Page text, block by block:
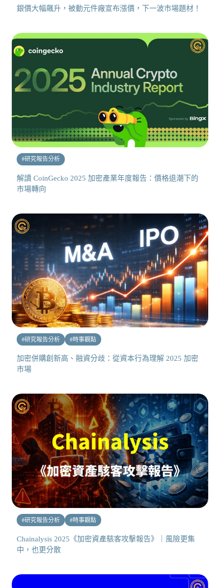
銀價大幅飆升，被動元件廠宣布漲價，下一波市場題材！
#研究報告分析
解讀 CoinGecko 2025 加密產業年度報告：價格退潮下的
市場轉向
#研究報告分析 #時事觀點
加密併購創新高、融資分歧：從資本行為理解 2025 加密
市場
#研究報告分析 #時事觀點
Chainalysis 2025《加密資產駭客攻擊報告》｜風險更集
中，也更分散